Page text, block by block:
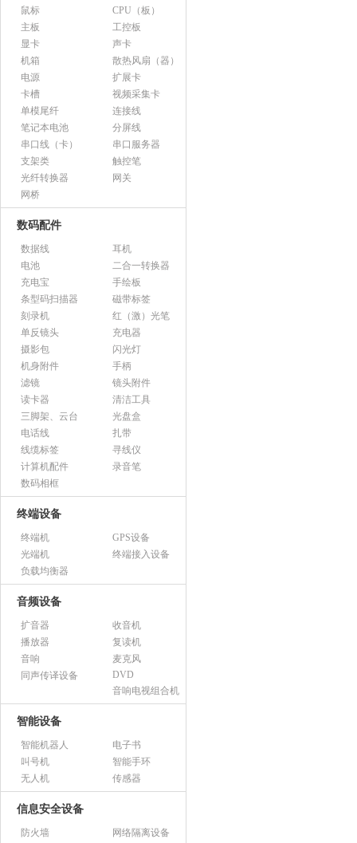
鼠标
CPU（板）
主板
工控板
显卡
声卡
机箱
散热风扇（器）
电源
扩展卡
卡槽
视频采集卡
单模尾纤
连接线
笔记本电池
分屏线
串口线（卡）
串口服务器
支架类
触控笔
光纤转换器
网关
网桥
数码配件
数据线
耳机
电池
二合一转换器
充电宝
手绘板
条型码扫描器
磁带标签
刻录机
红（激）光笔
单反镜头
充电器
摄影包
闪光灯
机身附件
手柄
滤镜
镜头附件
读卡器
清洁工具
三脚架、云台
光盘盒
电话线
扎带
线缆标签
寻线仪
计算机配件
录音笔
数码相框
终端设备
终端机
GPS设备
光端机
终端接入设备
负载均衡器
音频设备
扩音器
收音机
播放器
复读机
音响
麦克风
同声传译设备
DVD
音响电视组合机
智能设备
智能机器人
电子书
叫号机
智能手环
无人机
传感器
信息安全设备
防火墙
网络隔离设备